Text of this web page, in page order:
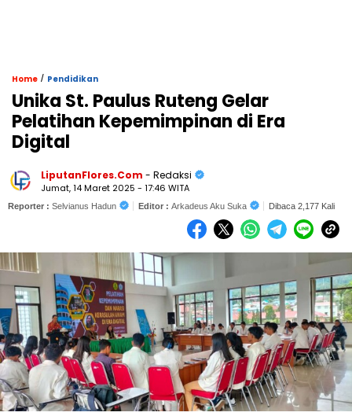
Home / Pendidikan
Unika St. Paulus Ruteng Gelar
Pelatihan Kepemimpinan di Era
Digital
LiputanFlores.Com - Redaksi
Jumat, 14 Maret 2025 - 17:46 WITA
Reporter : Selvianus Hadun Editor : Arkadeus Aku Suka Dibaca 2,177 Kali